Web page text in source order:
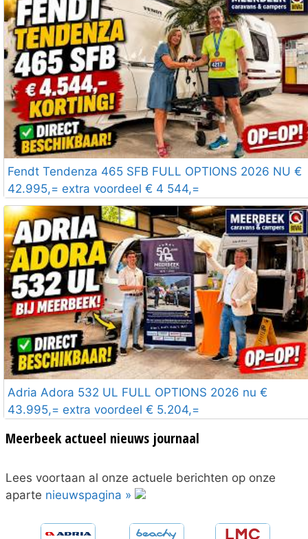
Fendt Tendenza 465 SFB FULL OPTIONS 2026 NU €
42.995,= extra voordeel € 4 544,=
Adria Adora 532 UL FULL OPTIONS 2026 nu €
43.995,= extra voordeel € 5.204,=
Meerbeek actueel nieuws journaal
Lees voortaan al onze actuele berichten op onze
aparte nieuwspagina »